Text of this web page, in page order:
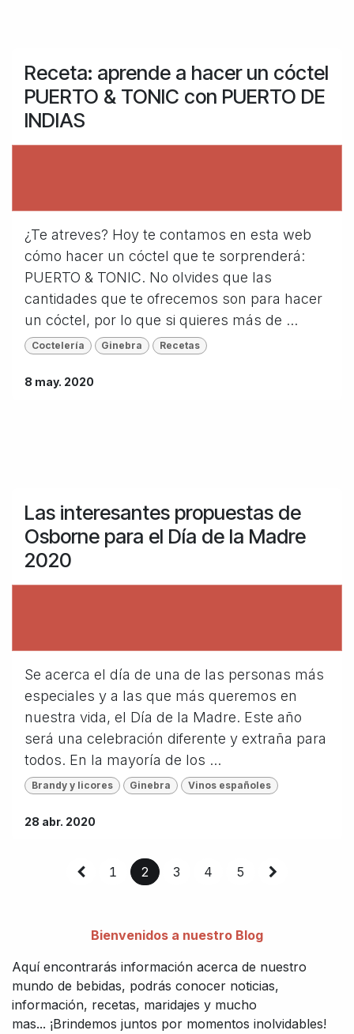
Receta: aprende a hacer un cóctel
PUERTO & TONIC con PUERTO DE
INDIAS
¿Te atreves? Hoy te contamos en esta web
cómo hacer un cóctel que te sorprenderá:
PUERTO & TONIC. No olvides que las
cantidades que te ofrecemos son para hacer
un cóctel, por lo que si quieres más de ...
Coctelería Ginebra Recetas
8 may. 2020
Las interesantes propuestas de
Osborne para el Día de la Madre
2020
Se acerca el día de una de las personas más
especiales y a las que más queremos en
nuestra vida, el Día de la Madre. Este año
será una celebración diferente y extraña para
todos. En la mayoría de los ...
Brandy y licores Ginebra Vinos españoles
28 abr. 2020
1 2 3 4 5
Bienvenidos a nuestro Blog
Aquí encontrarás información acerca de nuestro
mundo de bebidas, podrás conocer noticias,
información, recetas, maridajes y mucho
mas... ¡Brindemos juntos por momentos inolvidables!